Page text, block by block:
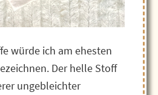
würde ich am ehesten
Der helle Stoff
ungebleichter